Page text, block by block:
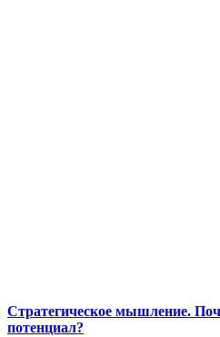
Стратегическое мышление.
потенциал?